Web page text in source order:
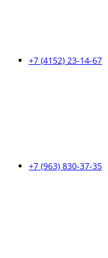
+7 (4152) 23-14-67
+7 (963) 830-37-35